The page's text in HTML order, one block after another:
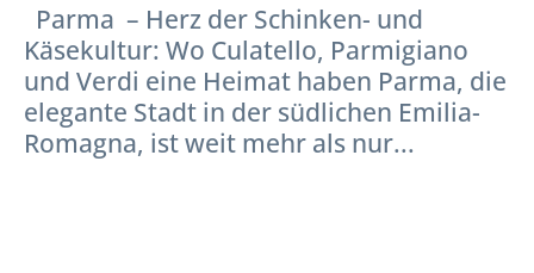
Parma – Herz der Schinken- und
Käsekultur: Wo Culatello, Parmigiano
und Verdi eine Heimat haben Parma, die
elegante Stadt in der südlichen Emilia-
Romagna, ist weit mehr als nur...